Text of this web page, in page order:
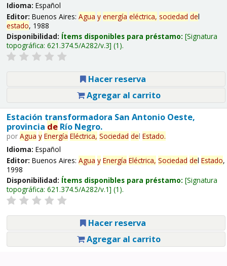
Idioma: Español
Editor: Buenos Aires: Agua y energía eléctrica, sociedad del
estado, 1988
Disponibilidad: Ítems disponibles para préstamo: Signatura
topográfica: 621.374.5/A282/v.3 (1).
Hacer reserva
Agregar al carrito
Estación transformadora San Antonio Oeste,
provincia deRío Negro.
por Agua y Energía Eléctrica, Sociedad del Estado.
Idioma: Español
Editor: Buenos Aires: Agua y Energía Eléctrica, Sociedad del Estado,
1998
Disponibilidad: Ítems disponibles para préstamo: Signatura
topográfica: 621.374.5/A282/v.1 (1).
Hacer reserva
Agregar al carrito